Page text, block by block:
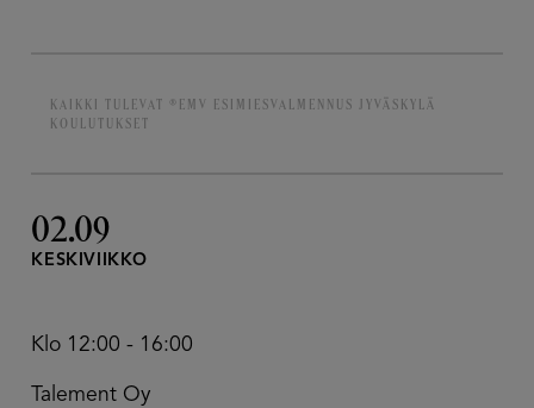
KAIKKI TULEVAT ®EMV ESIMIESVALMENNUS JYVÄSKYLÄ
KOULUTUKSET
02.09
KESKIVIIKKO
Klo 12:00 - 16:00
Talement Oy